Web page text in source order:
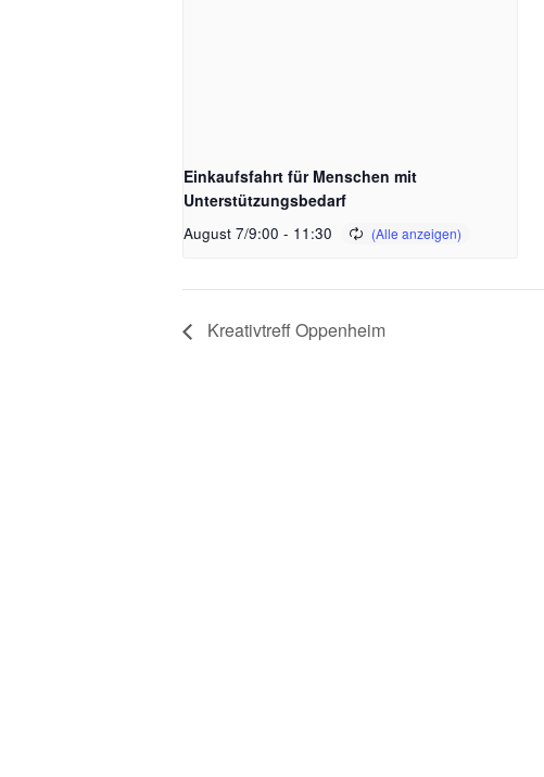
Einkaufsfahrt für Menschen mit
Unterstützungsbedarf
August 7/9:00 - 11:30
Kreativtreff Oppenheim